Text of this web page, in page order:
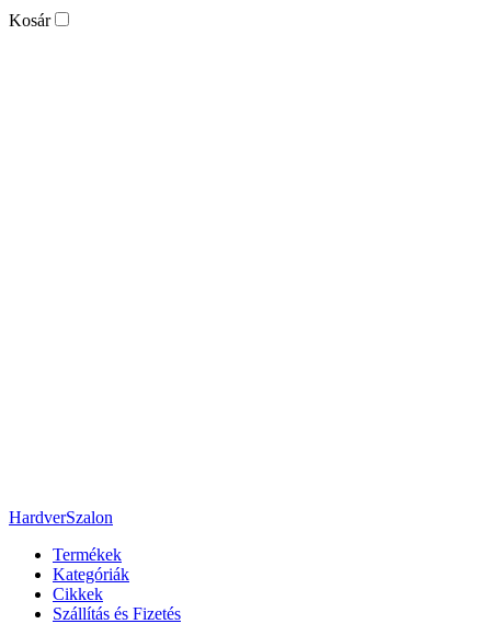
Kosár
HardverSzalon
Termékek
Kategóriák
Cikkek
Szállítás és Fizetés